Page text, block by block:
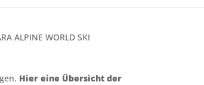
ALPINE WORLD SKI
Hier eine Übersicht der